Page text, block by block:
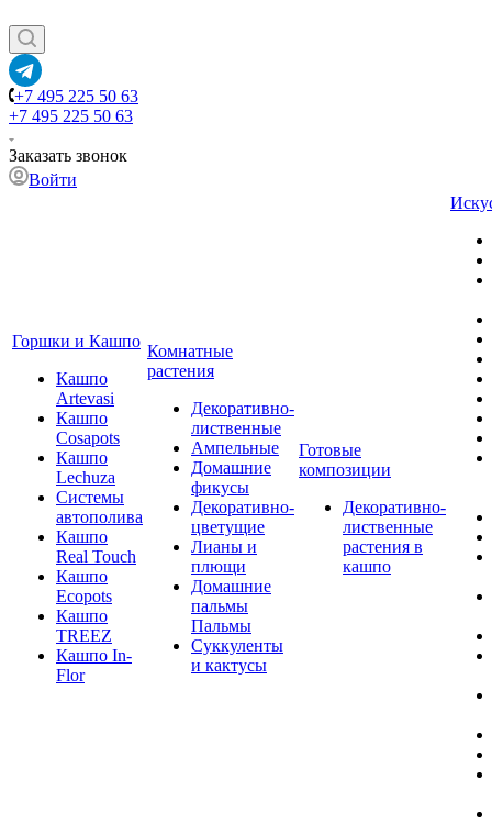
+7 495 225 50 63
+7 495 225 50 63
Заказать звонок
Войти
Горшки и Кашпо
Кашпо
Artevasi
Кашпо
Cosapots
Кашпо
Lechuza
Системы
автополива
Кашпо
Real Touch
Кашпо
Ecopots
Кашпо
TREEZ
Кашпо In-
Flor
Комнатные
растения
Декоративно-
лиственные
Ампельные
Домашние
фикусы
Декоративно-
цветущие
Лианы и
плющи
Домашние
пальмы
Пальмы
Суккуленты
и кактусы
Готовые
композиции
Декоративно-
лиственные
растения в
кашпо